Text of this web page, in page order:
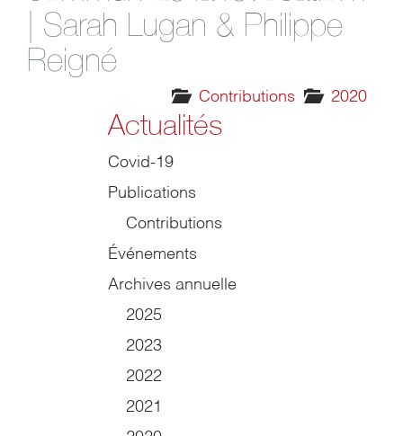
| Sarah Lugan & Philippe
Reigné
2020
Contributions
Actualités
Covid-19
Publications
Contributions
Événements
Archives annuelle
2025
2023
2022
2021